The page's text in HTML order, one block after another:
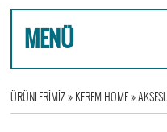
MENÜ
ÜRÜNLERİMİZ»KEREM HOME»